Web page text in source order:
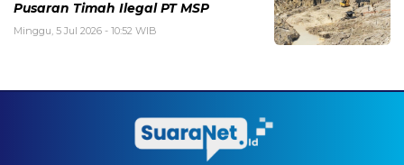
Pusaran Timah Ilegal PT MSP
Minggu, 5 Jul 2026 - 10:52 WIB